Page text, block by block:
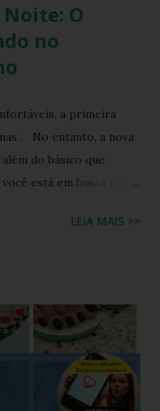
O
no
a primeira
. No entanto, a nova
do básico que
está em busca de
o Chinelo
Você já imaginou
tradição que é
pelas artesãs do sertão
lançamento está na
LEIA MAIS >>